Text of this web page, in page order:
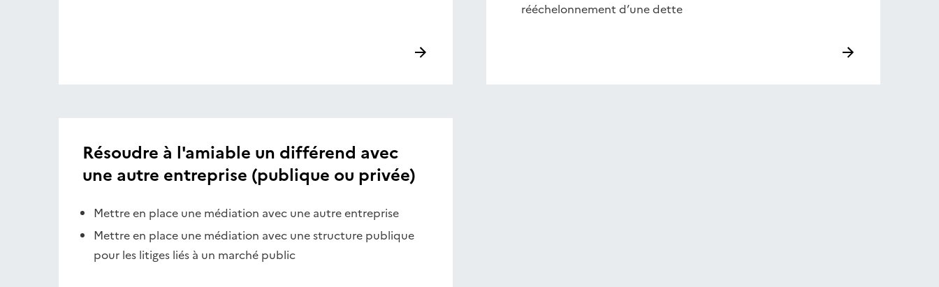
rééchelonnement d’une dette
Résoudre à l'amiable un différend avec
une autre entreprise (publique ou privée)
Mettre en place une médiation avec une autre entreprise
Mettre en place une médiation avec une structure publique
pour les litiges liés à un marché public